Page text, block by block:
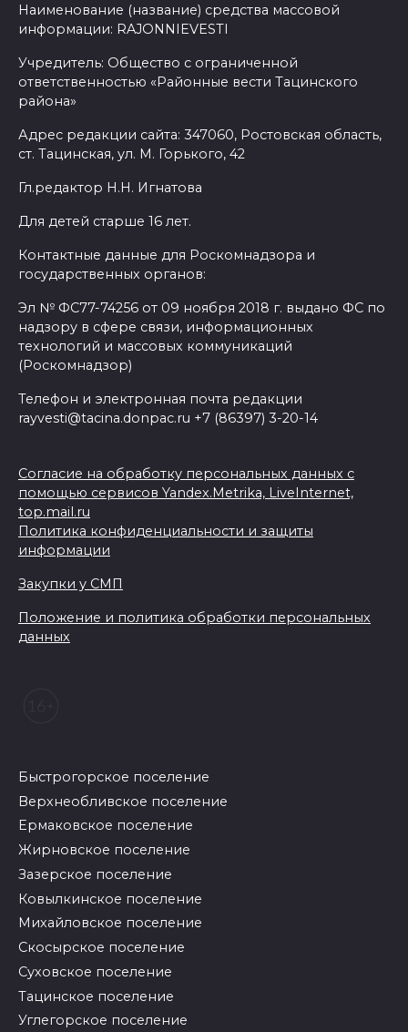
Наименование (название) средства массовой
информации: RAJONNIEVESTI
Учредитель: Общество с ограниченной
ответственностью «Районные вести Тацинского
района»
Адрес редакции сайта: 347060, Ростовская область,
ст. Тацинская, ул. М. Горького, 42
Гл.редактор Н.Н. Игнатова
Для детей старше 16 лет.
Контактные данные для Роскомнадзора и
государственных органов:
Эл № ФС77-74256 от 09 ноября 2018 г. выдано ФС по
надзору в сфере связи, информационных
технологий и массовых коммуникаций
(Роскомнадзор)
Телефон и электронная почта редакции
rayvesti@tacina.donpac.ru +7 (86397) 3-20-14
Согласие на обработку персональных данных с
помощью сервисов Yandex.Metrika, LiveInternet,
top.mail.ru
Политика конфиденциальности и защиты
информации
Закупки у СМП
Положение и политика обработки персональных
данных
Быстрогорское поселение
Верхнеобливское поселение
Ермаковское поселение
Жирновское поселение
Зазерское поселение
Ковылкинское поселение
Михайловское поселение
Скосырское поселение
Суховское поселение
Тацинское поселение
Углегорское поселение